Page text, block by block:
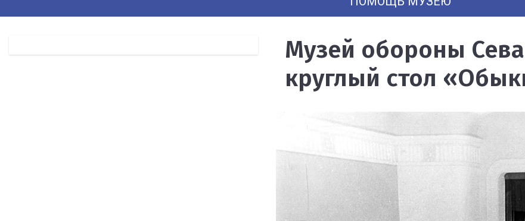
Музей обороны
круглый стол